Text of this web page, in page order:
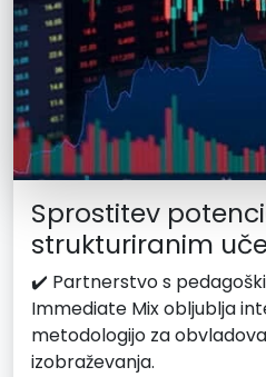
Sprostitev
strukturiranim
✔️ Partnerstvo s
Immediate Mix obljublja
metodologijo za
izobraževanja.